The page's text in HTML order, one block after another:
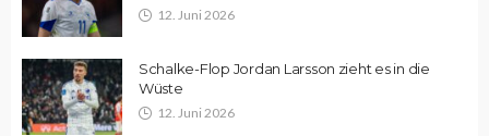
12. Juni 2026
Schalke-Flop Jordan Larsson zieht es in die
Wüste
12. Juni 2026